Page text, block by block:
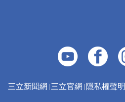
三立新聞網 三立官網 隱私權聲明